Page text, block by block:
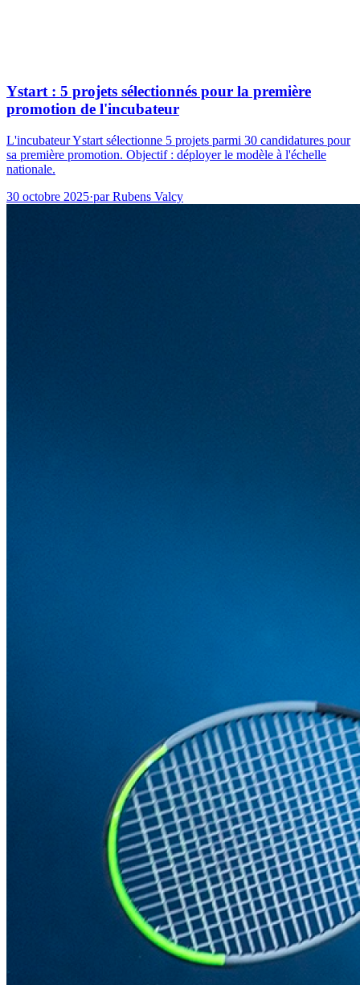
Ystart : 5 projets sélectionnés pour la première
promotion de l'incubateur
L'incubateur Ystart sélectionne 5 projets parmi 30 candidatures pour
sa première promotion. Objectif : déployer le modèle à l'échelle
nationale.
30 octobre 2025·par Rubens Valcy